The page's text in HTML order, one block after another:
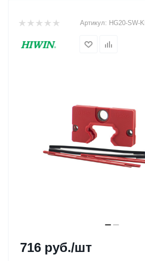
Артикул: HG20-SW-
716 руб./шт